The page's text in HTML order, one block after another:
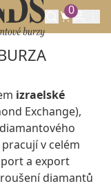
0
izraelské
Exchange),
v celém
a export
diamantů